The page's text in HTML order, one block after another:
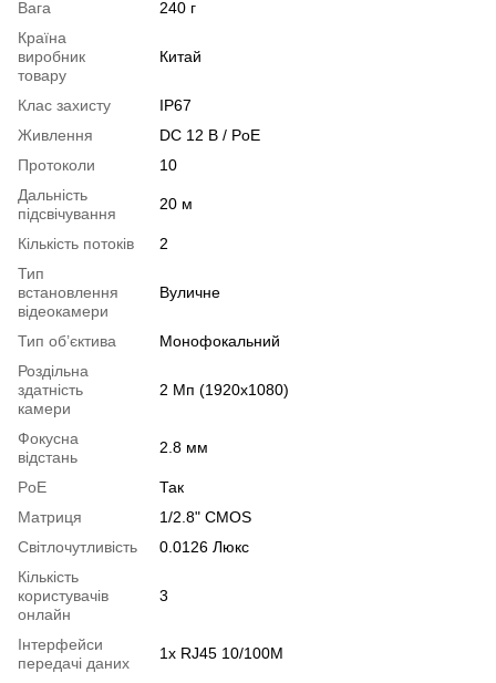
Вага
240 г
Країна
виробник
товару
Китай
Клас захисту
IP67
Живлення
DC 12 В / PoE
Протоколи
10
Дальність
підсвічування
20 м
Кількість потоків
2
Тип
встановлення
відеокамери
Вуличне
Тип об’єктива
Монофокальний
Роздільна
здатність
камери
2 Мп (1920x1080)
Фокусна
відстань
2.8 мм
PoE
Так
Матриця
1/2.8" CMOS
Світлочутливість
0.0126 Люкс
Кількість
користувачів
онлайн
3
Інтерфейси
передачі даних
1x RJ45 10/100M